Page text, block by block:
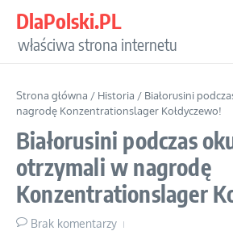
DlaPolski.PL
właściwa strona internetu
Strona główna / Historia / Białorusini
nagrodę Konzentrationslager Kołdyczewo!
Białorusini podczas
otrzymali w nagrodę
Konzentrationslager
Brak komentarzy